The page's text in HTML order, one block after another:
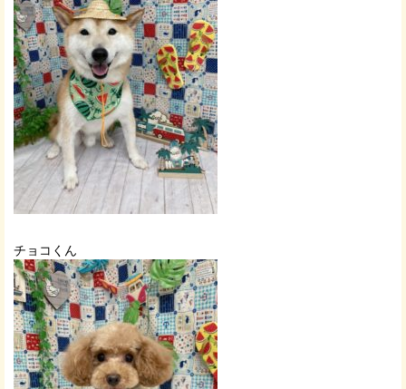
チョコくん